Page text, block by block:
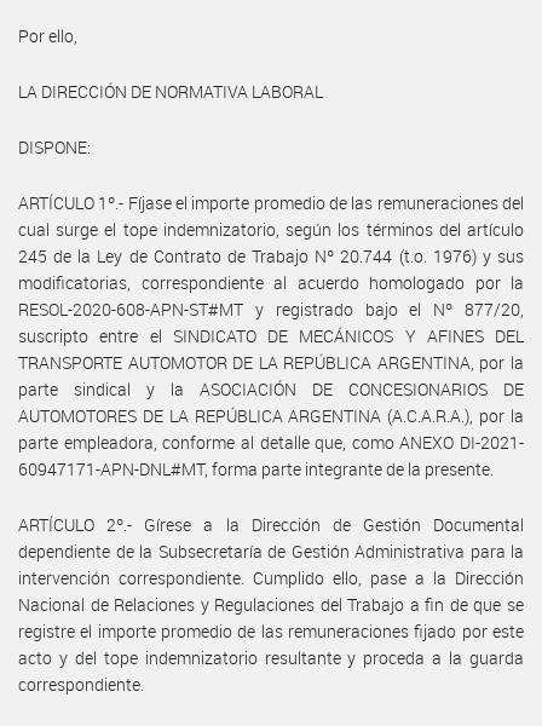
Por ello,
LA DIRECCIÓN DE NORMATIVA LABORAL
DISPONE:
ARTÍCULO 1º.- Fíjase el importe promedio de las remuneraciones del
cual surge el tope indemnizatorio, según los términos del artículo
245 de la Ley de Contrato de Trabajo Nº 20.744 (t.o. 1976) y sus
modificatorias, correspondiente al acuerdo homologado por la
RESOL-2020-608-APN-ST#MT y registrado bajo el Nº 877/20,
suscripto entre el SINDICATO DE MECÁNICOS Y AFINES DEL
TRANSPORTE AUTOMOTOR DE LA REPÚBLICA ARGENTINA, por la
parte sindical y la ASOCIACIÓN DE CONCESIONARIOS DE
AUTOMOTORES DE LA REPÚBLICA ARGENTINA (A.C.A.R.A.), por la
parte empleadora, conforme al detalle que, como ANEXO DI-2021-
60947171-APN-DNL#MT, forma parte integrante de la presente.
ARTÍCULO 2º.- Gírese a la Dirección de Gestión Documental
dependiente de la Subsecretaría de Gestión Administrativa para la
intervención correspondiente. Cumplido ello, pase a la Dirección
Nacional de Relaciones y Regulaciones del Trabajo a fin de que se
registre el importe promedio de las remuneraciones fijado por este
acto y del tope indemnizatorio resultante y proceda a la guarda
correspondiente.